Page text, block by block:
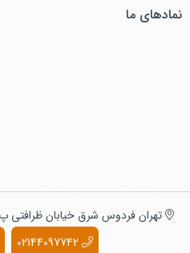
نمادهای ما
تهران فردوس شرق خیابان ظرافتی پ91
02144097742